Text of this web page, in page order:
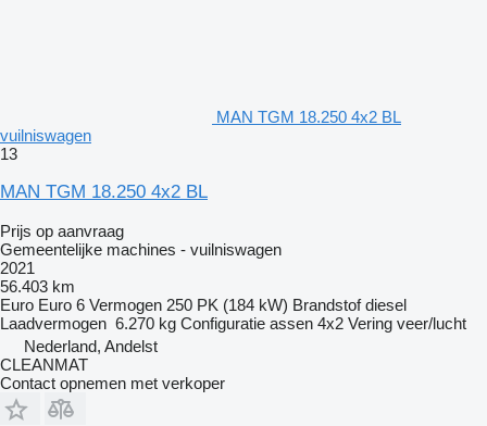
MAN TGM 18.250 4x2 BL
vuilniswagen
13
MAN TGM 18.250 4x2 BL
Prijs op aanvraag
Gemeentelijke machines - vuilniswagen
2021
56.403 km
Euro Euro 6 Vermogen 250 PK (184 kW) Brandstof diesel
Laadvermogen 6.270 kg Configuratie assen 4x2 Vering veer/lucht
Nederland, Andelst
CLEANMAT
Contact opnemen met verkoper